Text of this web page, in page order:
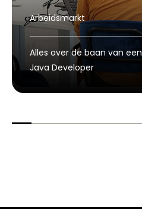
Arbeidsmarkt
Alles over de baan van een
Java Developer